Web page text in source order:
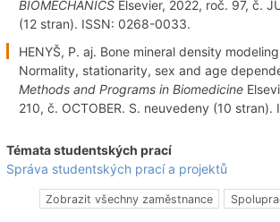
BIOMECHANICSElsevier, 2022, roč. 97, č.
(12 stran). ISSN: 0268-0033.
HENYŠ, P. aj. Bone mineral density
Normality, stationarity, sex and age
Methods and Programs in Biomedicine
210, č. OCTOBER. S. neuvedeny (10 stran).
Témata studentských prací
Správa studentských prací a projektů
Zobrazit všechny zaměstnance